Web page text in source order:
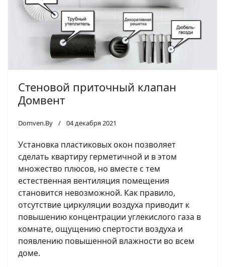
Стеновой приточный клапан
Домвент
Domven.By 04 декабря 2021
Установка пластиковых окон позволяет
сделать квартиру герметичной и в этом
множество плюсов, но вместе с тем
естественная вентиляция помещения
становится невозможной. Как правило,
отсутствие циркуляции воздуха приводит к
повышению концентрации углекислого газа в
комнате, ощущению спертости воздуха и
появлению повышенной влажности во всем
доме.